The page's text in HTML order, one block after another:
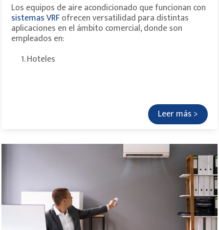
Los equipos de aire acondicionado que funcionan con
sistemas VRFofrecen versatilidad para distintas
aplicaciones en el ámbito comercial, donde son
empleados en:
1. Hoteles
Leer más >